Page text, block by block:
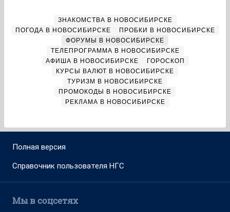
ЗНАКОМСТВА В НОВОСИБИРСКЕ
ПОГОДА В НОВОСИБИРСКЕ
ПРОБКИ В НОВОСИБИРСКЕ
ФОРУМЫ В НОВОСИБИРСКЕ
ТЕЛЕПРОГРАММА В НОВОСИБИРСКЕ
АФИША В НОВОСИБИРСКЕ
ГОРОСКОП
КУРСЫ ВАЛЮТ В НОВОСИБИРСКЕ
ТУРИЗМ В НОВОСИБИРСКЕ
ПРОМОКОДЫ В НОВОСИБИРСКЕ
РЕКЛАМА В НОВОСИБИРСКЕ
Полная версия
Справочник пользователя НГС
Мы в соцсетях